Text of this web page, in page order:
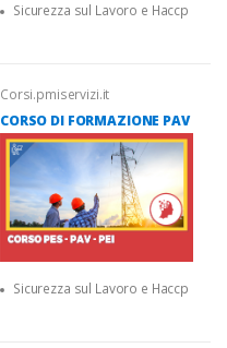
Sicurezza sul Lavoro e Haccp
Corsi.pmiservizi.it
CORSO DI FORMAZIONE PAV
Sicurezza sul Lavoro e Haccp